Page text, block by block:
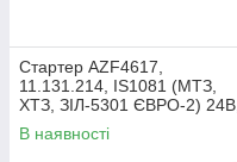
Стартер AZF4617,
11.131.214, IS1081 (МТЗ,
ХТЗ, ЗІЛ-5301 ЄВРО-2) 24В,
5,5 кВт, 10Z
В наявності